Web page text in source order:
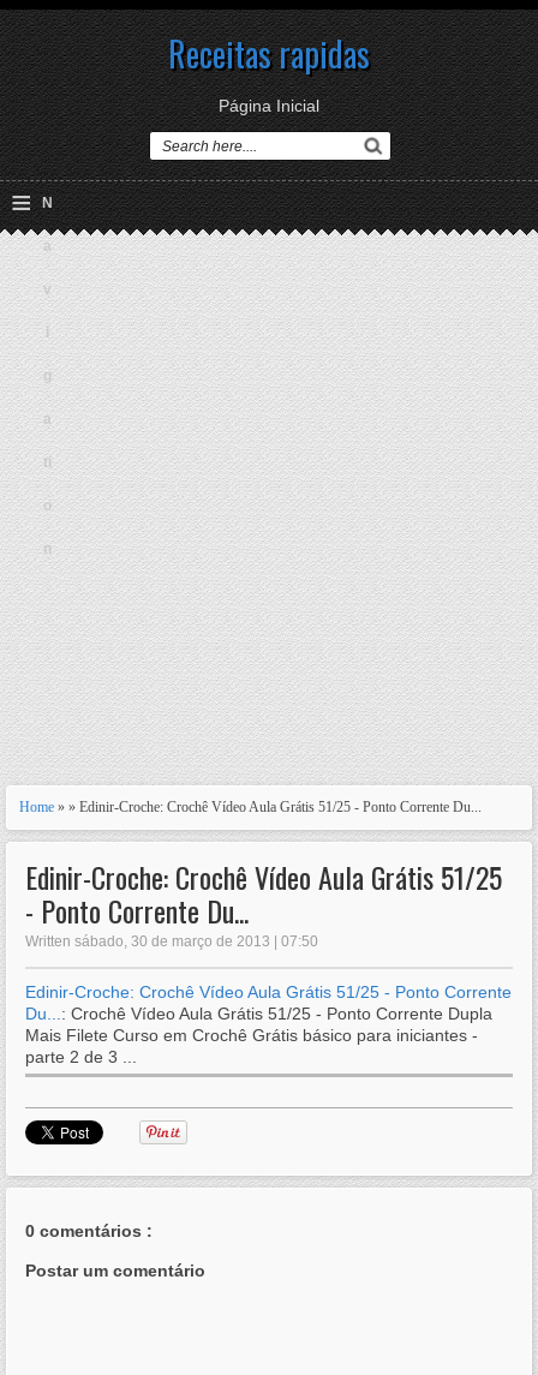
Receitas rapidas
Página Inicial
≡ N
a
v
i
g
a
ti
o
n
Home » » Edinir-Croche: Crochê Vídeo Aula Grátis 51/25 - Ponto Corrente Du...
Edinir-Croche: Crochê Vídeo Aula Grátis 51/25
- Ponto Corrente Du...
Written sábado, 30 de março de 2013 | 07:50
Edinir-Croche: Crochê Vídeo Aula Grátis 51/25 - Ponto Corrente
Du... : Crochê Vídeo Aula Grátis 51/25 - Ponto Corrente Dupla
Mais Filete Curso em Crochê Grátis básico para iniciantes -
parte 2 de 3 ...
0 comentários :
Postar um comentário